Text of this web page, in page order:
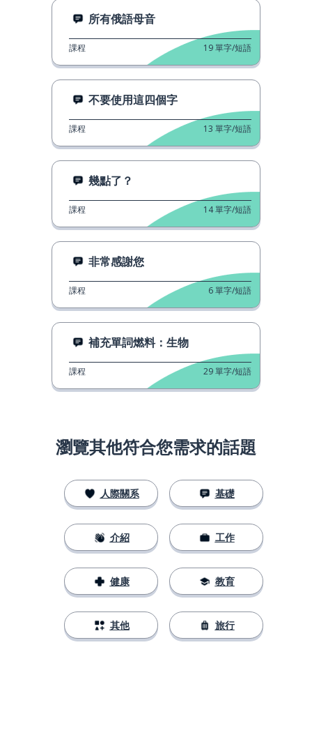
所有俄語母音
課程 19單字/短語
不要使用這四個字
課程 13 單字/短語
幾點了？
課程 14單字/短語
非常感謝您
課程 6單字/短語
補充單詞燃料：生物
課程 29單字/短語
瀏覽其他符合您需求的話題
人際關系
介紹
健康
其他
基礎
工作
教育
旅行